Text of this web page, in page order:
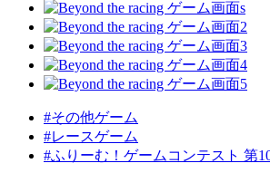
#その他ゲーム
#レースゲーム
#ふりーむ！ゲームコンテスト 第